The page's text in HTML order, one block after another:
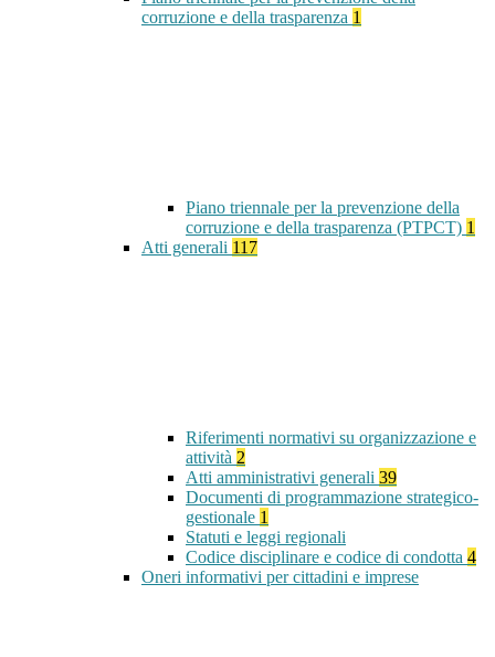
corruzione e della trasparenza 1
Piano triennale per la prevenzione della
corruzione e della trasparenza (PTPCT) 1
Atti generali 117
Riferimenti normativi su organizzazione e
attività 2
Atti amministrativi generali 39
Documenti di programmazione strategico-
gestionale 1
Statuti e leggi regionali
Codice disciplinare e codice di condotta 4
Oneri informativi per cittadini e imprese